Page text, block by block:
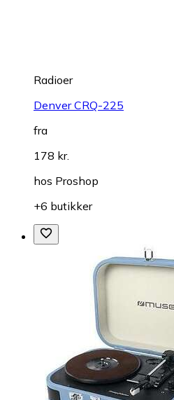
Radioer
Denver CRQ-225
fra
178 kr.
hos Proshop
+6 butikker